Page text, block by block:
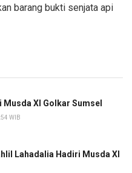
barang bukti senjata api
Musda XI Golkar Sumsel
WIB
Lahadalia Hadiri Musda XI